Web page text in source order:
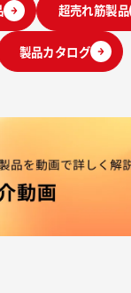
超売れ筋製品
製品カタログ